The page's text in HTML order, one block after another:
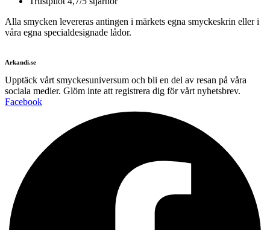
Alla smycken levereras antingen i märkets egna smyckeskrin eller i
våra egna specialdesignade lådor.
Arkandi.se
Upptäck vårt smyckesuniversum och bli en del av resan på våra
sociala medier. Glöm inte att registrera dig för vårt nyhetsbrev.
Facebook